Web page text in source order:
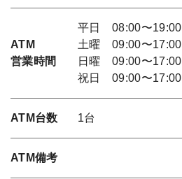
ATM
営業時間
平日 08:00〜19:00
土曜 09:00〜17:00
日曜 09:00〜17:00
祝日 09:00〜17:00
ATM台数 1台
ATM備考